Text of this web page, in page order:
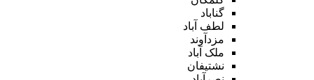
گناباد
لطف آباد
مزدآوند
ملک آباد
نشتیفان